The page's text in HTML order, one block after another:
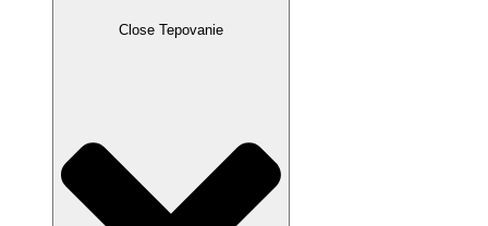
Close Tepovanie